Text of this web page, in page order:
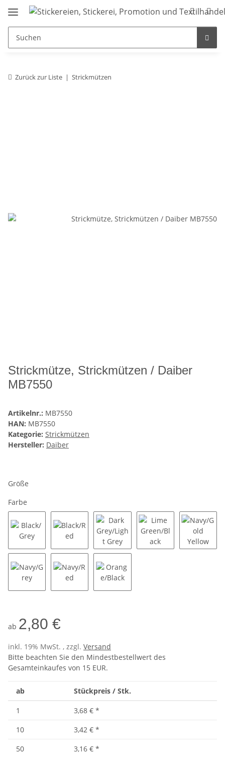
Zurück zur Liste Strickmützen
Strickmütze, Strickmützen / Daiber
MB7550
Artikelnr.: MB7550
HAN: MB7550
Kategorie: Strickmützen
Hersteller: Daiber
Größe
Farbe
Black/Grey Black/Red Dark Grey/Light Grey
ab 2,80 €
inkl. 19% MwSt. , zzgl. Versand
Bitte beachten Sie den Mindestbestellwert des
Gesamteinkaufes von 15 EUR.
ab Stückpreis / Stk.
1 3,68 € *
10
3,42 € *
50
3,16 € *